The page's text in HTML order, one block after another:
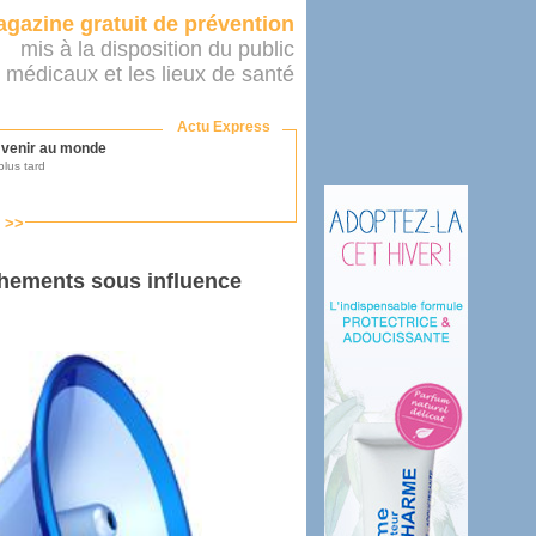
gratuit de prévention
mis à la disposition du public
et les lieux de santé
Actu Express
>>
au monde
tard
par le ministère...
son médecin
sous influence